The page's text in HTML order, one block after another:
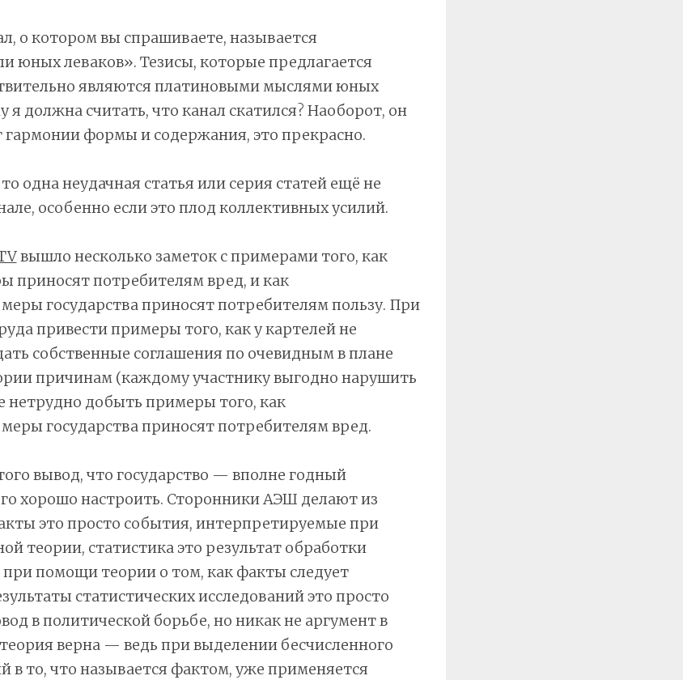
о котором вы спрашиваете, называется
юных леваков». Тезисы, которые предлагается
являются платиновыми мыслями юных
я должна считать, что канал скатился? Наоборот, он
гармонии формы и содержания, это прекрасно.
одна неудачная статья или серия статей ещё не
особенно если это плод коллективных усилий.
вышло несколько заметок с примерами того, как
приносят потребителям вред, и как
государства приносят потребителям пользу. При
привести примеры того, как у картелей не
собственные соглашения по очевидным в плане
причинам (каждому участнику выгодно нарушить
нетрудно добыть примеры того, как
государства приносят потребителям вред.
вывод, что государство — вполне годный
хорошо настроить. Сторонники АЭШ делают из
это просто события, интерпретируемые при
теории, статистика это результат обработки
помощи теории о том, как факты следует
статистических исследований это просто
в политической борьбе, но никак не аргумент в
верна — ведь при выделении бесчисленного
в то, что называется фактом, уже применяется